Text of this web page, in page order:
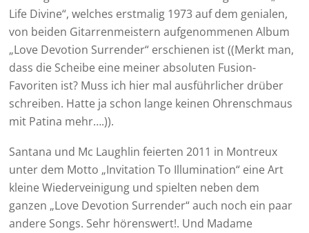
Life Divine“, welches erstmalig 1973 auf dem genialen,
von beiden Gitarrenmeistern aufgenommenen Album
„Love Devotion Surrender“ erschienen ist ((Merkt man,
dass die Scheibe eine meiner absoluten Fusion-
Favoriten ist? Muss ich hier mal ausführlicher drüber
schreiben. Hatte ja schon lange keinen Ohrenschmaus
mit Patina mehr….)).
Santana und Mc Laughlin feierten 2011 in Montreux
unter dem Motto „Invitation To Illumination“ eine Art
kleine Wiederveinigung und spielten neben dem
ganzen „Love Devotion Surrender“ auch noch ein paar
andere Songs. Sehr hörenswert!. Und Madame